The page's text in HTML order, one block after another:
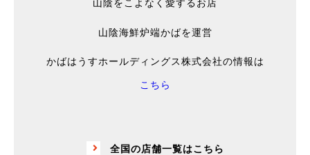
山陰をこよなく愛するお店
山陰海鮮炉端かばを運営
かばはうすホールディングス株式会社の情報は
こちら
全国の店舗一覧はこちら